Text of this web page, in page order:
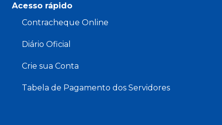
Acesso rápido
Contracheque Online
Diário Oficial
Crie sua Conta
Tabela de Pagamento dos Servidores